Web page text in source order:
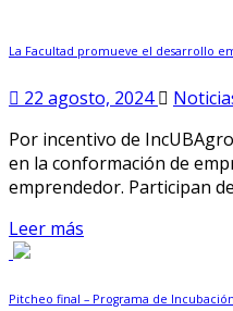
La Facultad promueve el desarrollo
22 agosto, 2024
Por incentivo de
en la conformación de
emprendedor. Participan
Leer más
Pitcheo final – Programa de